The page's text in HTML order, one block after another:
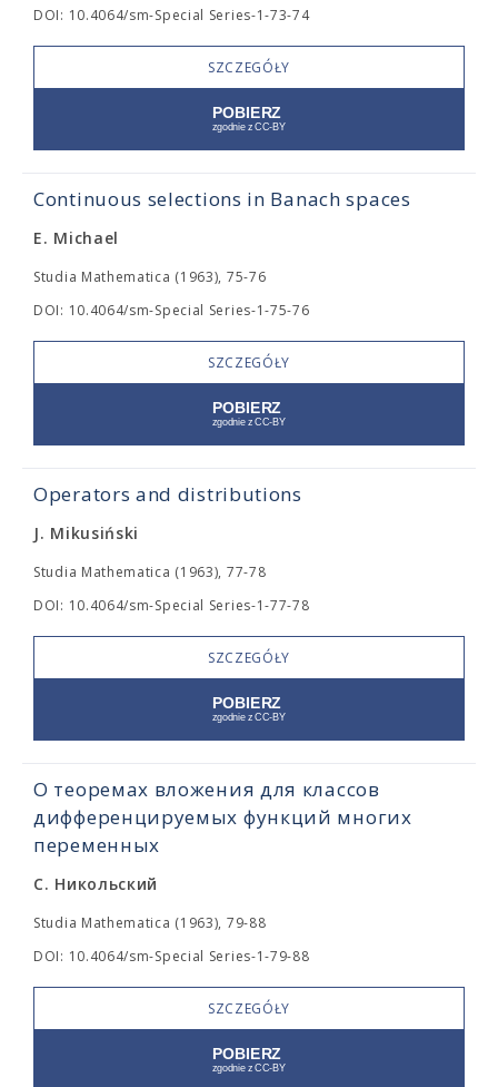
DOI: 10.4064/sm-Special Series-1-73-74
SZCZEGÓŁY
Continuous selections in Banach spaces
E. Michael
Studia Mathematica (1963), 75-76
DOI: 10.4064/sm-Special Series-1-75-76
SZCZEGÓŁY
Operators and distributions
J. Mikusiński
Studia Mathematica (1963), 77-78
DOI: 10.4064/sm-Special Series-1-77-78
SZCZEGÓŁY
О теоремах вложения для классов
дифференцируемых функций многих
переменных
С. Никольский
Studia Mathematica (1963), 79-88
DOI: 10.4064/sm-Special Series-1-79-88
SZCZEGÓŁY